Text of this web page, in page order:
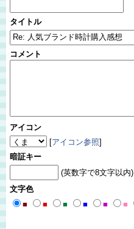
タイトル
コメント
アイコン
[アイコン参照]
暗証キー
(英数字で8文字以内)
文字色
■
■ ■ ■ ■ ■